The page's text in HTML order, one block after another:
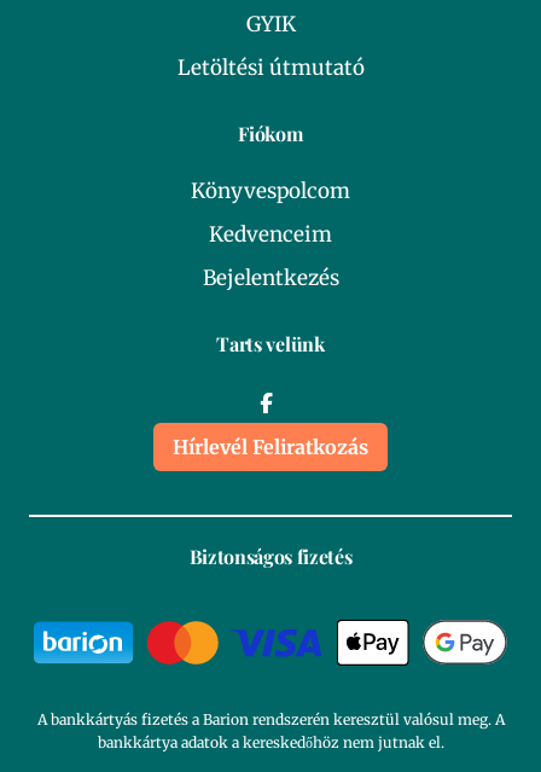
GYIK
Letöltési útmutató
Fiókom
Könyvespolcom
Kedvenceim
Bejelentkezés
Tarts velünk
Hírlevél Feliratkozás
Biztonságos fizetés
A bankkártyás fizetés a Barion rendszerén keresztül valósul meg. A
bankkártya adatok a kereskedőhöz nem jutnak el.